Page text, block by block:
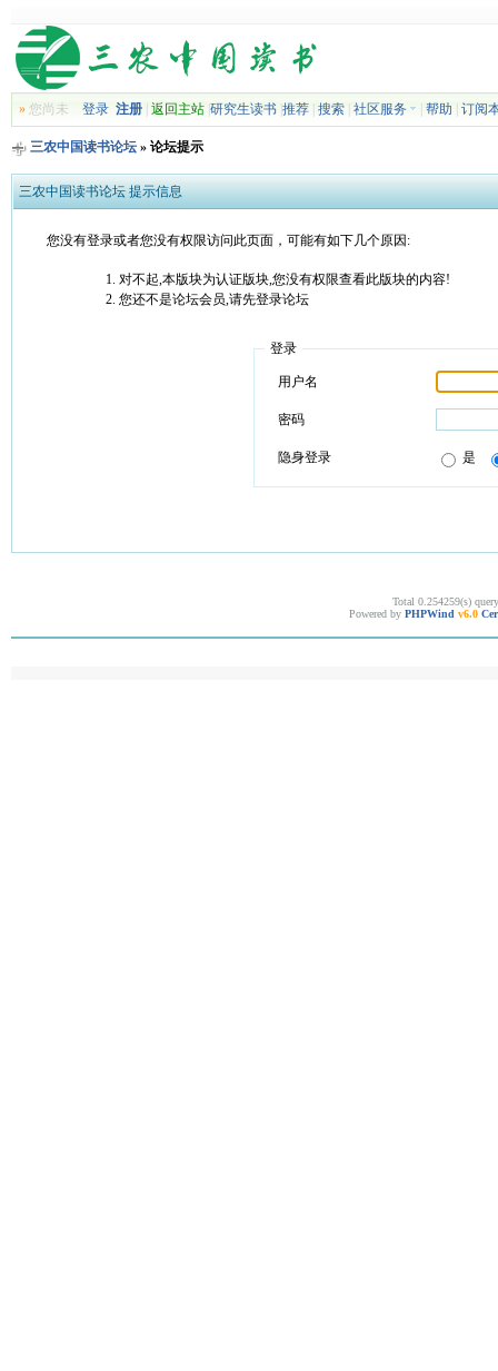
»您尚未 登录 注册| 返回主站| 研究生读书| 推荐| 搜索| 社区服务 帮助 订阅
三农中国读书论坛» 论坛提示
三农中国读书论坛 提示信息
您没有登录或者您没有权限访问此页面，可能有如下几个原因:
对不起,本版块为认证版块,您没有权限查看此版块的内容!
您还不是论坛会员,请先登录论坛
登录
用户名
密码
隐身登录 是
Total 0.254259(s)
Powered by PHPWind v6.0